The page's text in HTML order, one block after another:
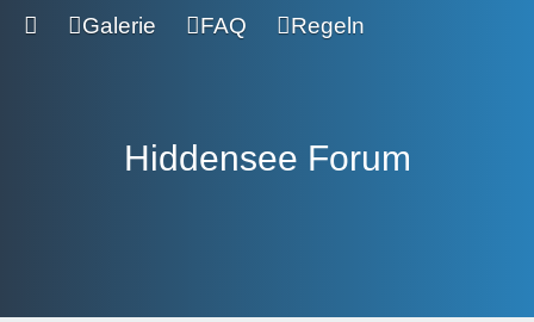
Galerie FAQ Regeln
Hiddensee Forum